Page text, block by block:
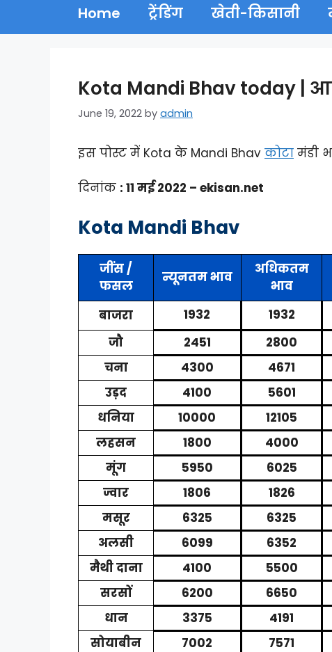
Home ट्रेंडिंग खेती-किसानी
Kota Mandi Bhav today |
June 19, 2022 by admin
इस पोस्ट में Kota के Mandi Bhav कोटा मंडी
दिनांक : 11 मई 2022 – ekisan.net
Kota Mandi Bhav
जींस /
फसल
न्यूनतम भाव
अधिकतम
भाव
बाजरा 1932 1932
जौ
2451 2800
चना
4300 4671
उड़द
4100 5601
धनिया
10000 12105
लहसन
1800 4000
मूंग
5950 6025
ज्वार
1806 1826
मसूर
6325 6325
अलसी
6099 6352
मैथी दाना
4100 5500
सरसों
6200 6650
धान
3375 4191
सोयाबीन
7002 7571